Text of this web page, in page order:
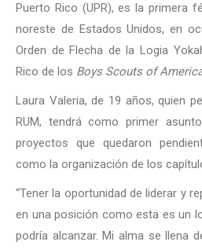
Puerto Rico (UPR), es la primera
noreste de Estados Unidos, en
Orden de Flecha de la Logia
Rico de los Boys Scouts of
Laura Valeria, de 19 años, quien
RUM, tendrá como primer
proyectos que quedaron
como la organización de los
“Tener la oportunidad de liderar y
en una posición como esta es un
podría alcanzar. Mi alma se llena